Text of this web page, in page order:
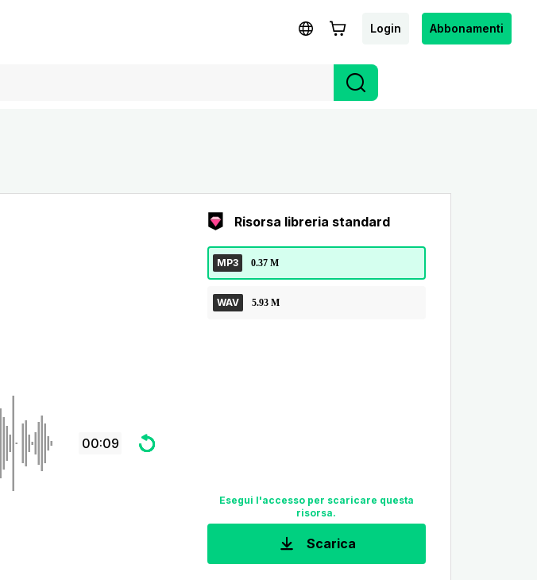
Login Abbonamenti
00:09
Risorsa libreria standard
MP3 0.37 M
WAV 5.93 M
Esegui l'accesso per scaricare questa
risorsa.
Scarica